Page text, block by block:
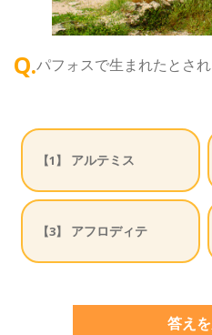
Q.パフォスで生まれたとさ
【1】 アルテミス
【3】 アフロディテ
答え